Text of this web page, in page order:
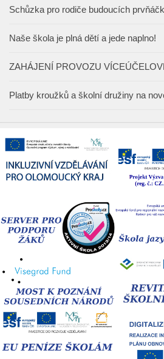
Schůzka pro rodiče budoucích
Naše škola je plná dětí a jede naplno!
ZAHÁJENÍ PROVOZU
Platby kroužků a školní družiny na